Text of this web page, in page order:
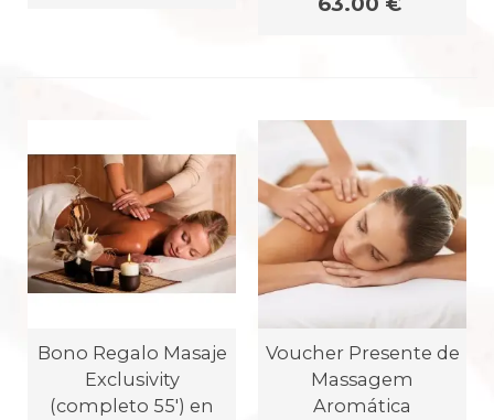
Bono Regalo Masaje
Exclusivity
(completo 55') en
Voucher Presente de
Massagem
Aromática